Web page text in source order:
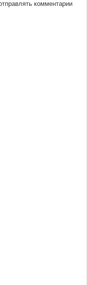
комментарии